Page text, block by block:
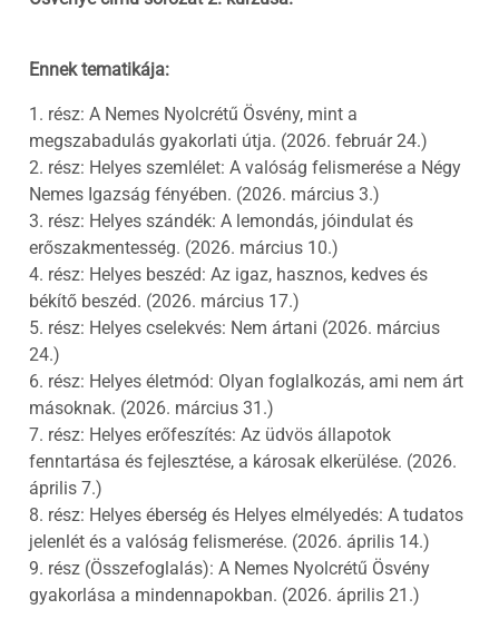
Ennek tematikája:
1. rész: A Nemes Nyolcrétű Ösvény, mint a
megszabadulás gyakorlati útja. (2026. február 24.)
2. rész: Helyes szemlélet: A valóság felismerése a Négy
Nemes Igazság fényében. (2026. március 3.)
3. rész: Helyes szándék: A lemondás, jóindulat és
erőszakmentesség. (2026. március 10.)
4. rész: Helyes beszéd: Az igaz, hasznos, kedves és
békítő beszéd. (2026. március 17.)
5. rész: Helyes cselekvés: Nem ártani (2026. március
24.)
6. rész: Helyes életmód: Olyan foglalkozás, ami nem árt
másoknak. (2026. március 31.)
7. rész: Helyes erőfeszítés: Az üdvös állapotok
fenntartása és fejlesztése, a károsak elkerülése. (2026.
április 7.)
8. rész: Helyes éberség és Helyes elmélyedés: A tudatos
jelenlét és a valóság felismerése. (2026. április 14.)
9. rész (Összefoglalás): A Nemes Nyolcrétű Ösvény
gyakorlása a mindennapokban. (2026. április 21.)